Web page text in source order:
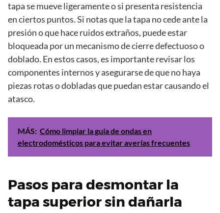
tapa se mueve ligeramente o si presenta resistencia
en ciertos puntos. Si notas que la tapa no cede ante la
presión o que hace ruidos extraños, puede estar
bloqueada por un mecanismo de cierre defectuoso o
doblado. En estos casos, es importante revisar los
componentes internos y asegurarse de que no haya
piezas rotas o dobladas que puedan estar causando el
atasco.
MÁS: Cómo limpiar la guía de ondas en
electrodomésticos para evitar averías frecuentes
Pasos para desmontar la
tapa superior sin dañarla